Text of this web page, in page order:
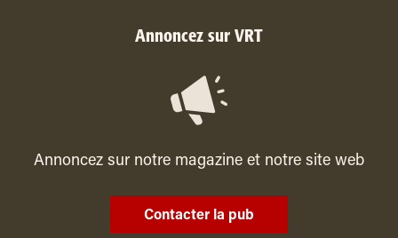
Annoncez sur VRT
Annoncez sur notre magazine et notre site web
Contacter la pub